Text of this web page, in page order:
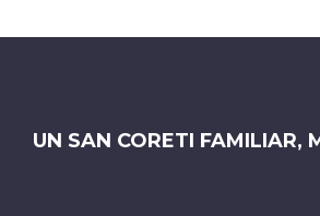
UN SAN CORETI FAMILIAR,